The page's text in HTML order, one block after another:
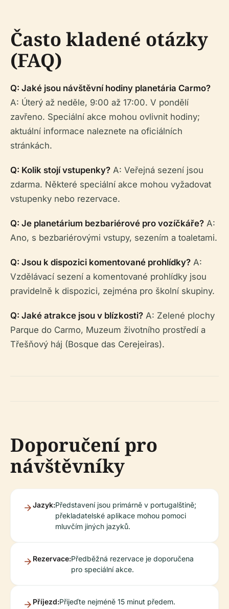
Často kladené otázky
(FAQ)
Q: Jaké jsou návštěvní hodiny planetária Carmo?
A: Úterý až neděle, 9:00 až 17:00. V pondělí
zavřeno. Speciální akce mohou ovlivnit hodiny;
aktuální informace naleznete na oficiálních
stránkách.
Q: Kolik stojí vstupenky? A: Veřejná sezení jsou
zdarma. Některé speciální akce mohou vyžadovat
vstupenky nebo rezervace.
Q: Je planetárium bezbariérové pro vozíčkáře? A:
Ano, s bezbariérovými vstupy, sezením a toaletami.
Q: Jsou k dispozici komentované prohlídky? A:
Vzdělávací sezení a komentované prohlídky jsou
pravidelně k dispozici, zejména pro školní skupiny.
Q: Jaké atrakce jsou v blízkosti? A: Zelené plochy
Parque do Carmo, Muzeum životního prostředí a
Třešňový háj (Bosque das Cerejeiras).
Doporučení pro
návštěvníky
Jazyk:Představení jsou primárně v portugalštině;
překladatelské aplikace mohou pomoci
mluvčím jiných jazyků.
Rezervace:Předběžná rezervace je doporučena
pro speciální akce.
Příjezd:Přijeďte nejméně 15 minut předem.